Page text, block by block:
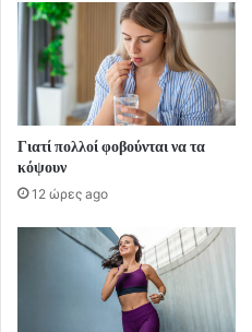
Γιατί πολλοί φοβούνται να τα
κόψουν
12 ώρες ago